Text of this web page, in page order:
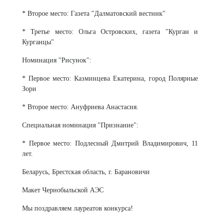
* Второе место: Газета "Далматовский вестник"
* Третье место: Ольга Островских, газета "Курган и
Курганцы"
Номинация "Рисунок":
* Первое место: Казминцева Екатерина, город Полярные
Зори
* Второе место: Ануфриева Анастасия.
Специальная номинация "Признание":
* Первое место: Подлесный Дмитрий Владимирович, 11
лет.
Беларусь, Брестская область, г. Барановичи
Макет Чернобыльской АЭС
Мы поздравляем лауреатов конкурса!